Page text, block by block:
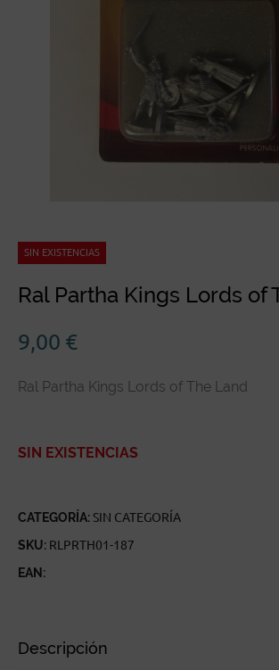
SIN EXISTENCIAS
Ral Partha Kings Lords of
9,00 €
Ral Partha Kings Lords of The Land
SIN EXISTENCIAS
CATEGORÍA: SIN CATEGORÍA
SKU: RLPRTH01-187
EAN:
Descripción